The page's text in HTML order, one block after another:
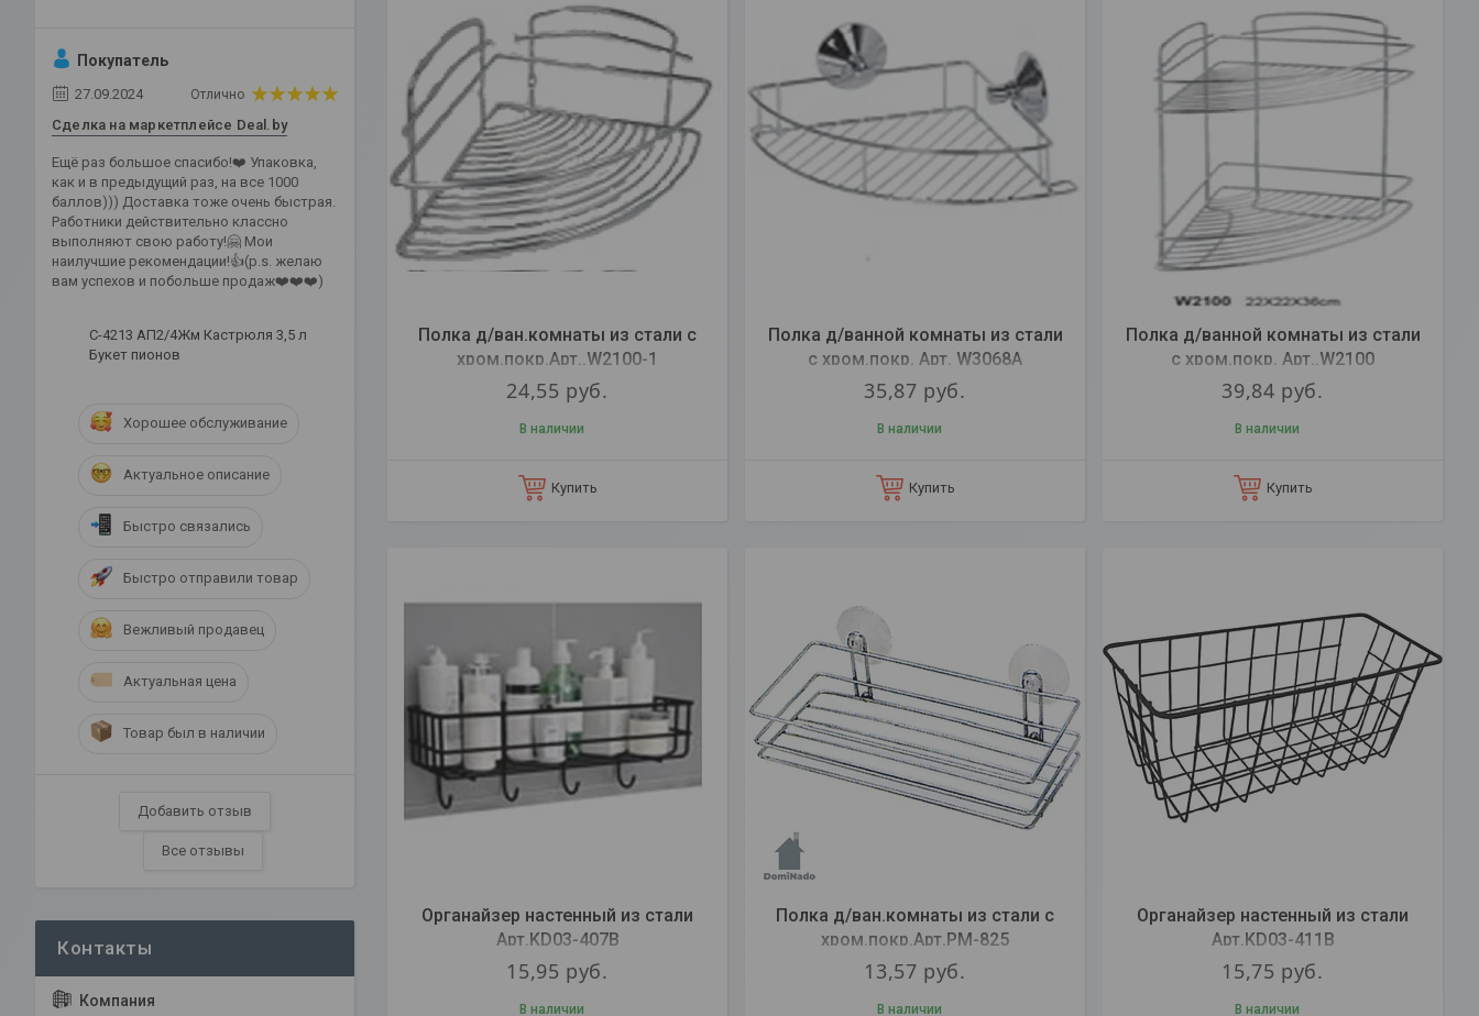
Полка д/ван.комнаты из стали с
хром.покр.Арт..W2100-1
24,55 руб.
В наличии
Купить
Полка д/ванной комнаты из стали
с хром.покр. Арт. W3068A
35,87 руб.
В наличии
Купить
Полка д/ванной комнаты из стали
с хром.покр. Арт..W2100
39,84 руб.
В наличии
Купить
Органайзер настенный из стали
Арт.KD03-407B
15,95 руб.
В наличии
Полка д/ван.комнаты из стали с
хром.покр.Арт.PM-825
13,57 руб.
В наличии
Органайзер настенный из стали
Арт.KD03-411B
15,75 руб.
В наличии
Покупатель
27.09.2024 Отлично
Сделка на маркетплейсе Deal.by
Ещё раз большое спасибо!❤️ Упаковка,
как и в предыдущий раз, на все 1000
баллов))) Доставка тоже очень быстрая.
Работники действительно классно
выполняют свою работу!🤗 Мои
наилучшие рекомендации!👍(p.s. желаю
вам успехов и побольше продаж❤️❤️❤️)
С-4213 АП2/4Жм Кастрюля 3,5 л
Букет пионов
Хорошее обслуживание
Актуальное описание
Быстро связались
Быстро отправили товар
Вежливый продавец
Актуальная цена
Товар был в наличии
Добавить отзыв
Все отзывы